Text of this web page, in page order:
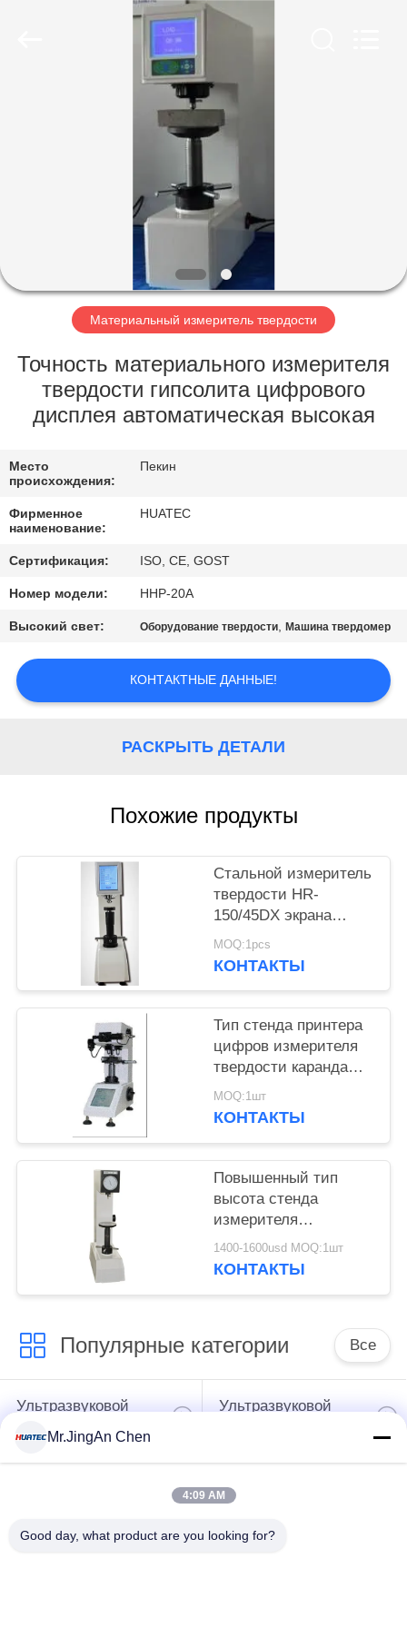
ПУТЕШЕСТВИЕ
ФАБРИКИ
ПРОВЕРКА
КАЧЕСТВА
СВЯЖИТЕСЬ
МЫ
СПРОСИТЕ
ЦИТАТУ
САЙТА
Материальный измеритель твердости
Точность материального измерителя
твердости гипсолита цифрового
дисплея автоматическая высокая
Место
происхождения:
Пекин
Фирменное
наименование:
HUATEC
Сертификация: ISO, CE, GOST
Номер модели: HHP-20A
Высокий свет: Оборудование твердости,Машина твердомер
КОНТАКТНЫЕ ДАННЫЕ!
РАСКРЫТЬ ДЕТАЛИ
Похожие продукты
Стальной измеритель
твердости HR-
150/45DX экрана
касания
поверхностный
MOQ:1pcs
КОНТАКТЫ
Тип стенда принтера
цифров измерителя
твердости карандаша
дисплея LCD
встроенный
MOQ:1шт
КОНТАКТЫ
Повышенный тип
высота стенда
измерителя
твердости
пластичного
1400-1600usd MOQ:1шт
КОНТАКТЫ
Популярные категории Все
Ультразвуковой
дефектоскоп
Ультразвуковой
твердомер
Mr.JingAn Chen
4:09 AM
Good day, what product are you looking for?